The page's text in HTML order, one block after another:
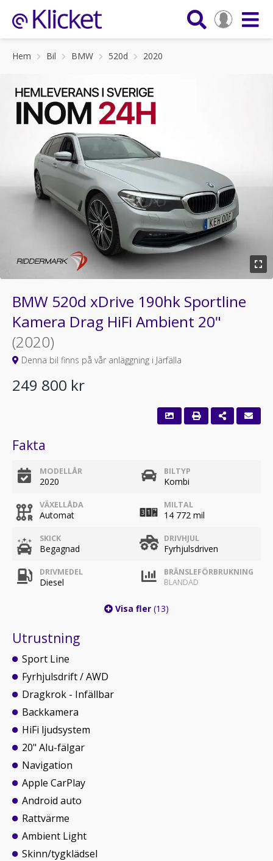
Hem Bil BMW 520d 2020
BMW 520d xDrive 190hk Sportline
Kamera Drag HiFi Ambient 20"
(2020)
Denna bil finns på vår anläggning i Järfälla
249 800 kr
Fakta
MODELLÅR
2020
BILTYP
Kombi
VÄXELLÅDA
Automat
MILTAL
14 772 mil
SKICK
Begagnad
DRIVHJUL
Fyrhjulsdriven
DRIVMEDEL
Diesel
BRÄNSLEFÖRBRUKNING
BLANDAD
Visa fler (13)
Utrustning
Sport Line
Fyrhjulsdrift / AWD
Dragkrok - Infällbar
Backkamera
HiFi ljudsystem
20" Alu-fälgar
Navigation
Apple CarPlay
Android auto
Rattvärme
Ambient Light
Skinn/tygklädsel